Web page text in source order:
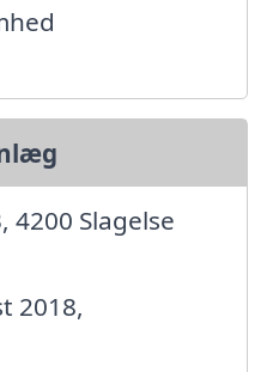
4200 Slagelse
2018,